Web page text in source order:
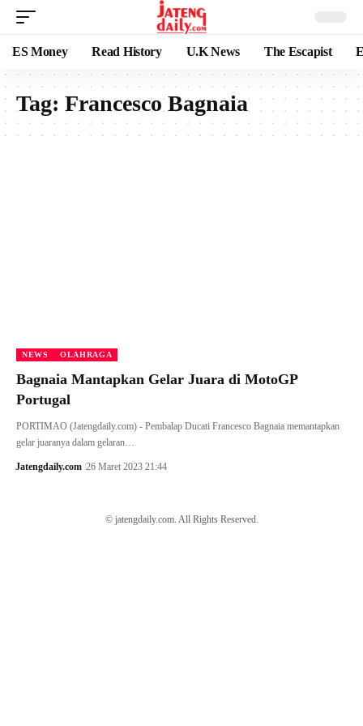
ES Money Read History U.K News The Escapist
Tag: Francesco Bagnaia
NEWS OLAHRAGA
Bagnaia Mantapkan Gelar Juara di MotoGP
Portugal
PORTIMAO (Jatengdaily.com) - Pembalap Ducati Francesco Bagnaia memantapkan
gelar juaranya dalam gelaran…
Jatengdaily.com 26 Maret 2023 21:44
© jatengdaily.com. All Rights Reserved.